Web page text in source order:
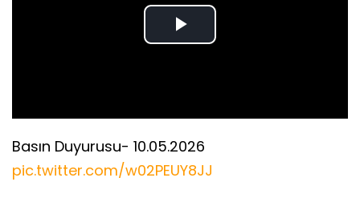
Play
Basın Duyurusu- 10.05.2026
pic.twitter.com/w02PEUY8JJ